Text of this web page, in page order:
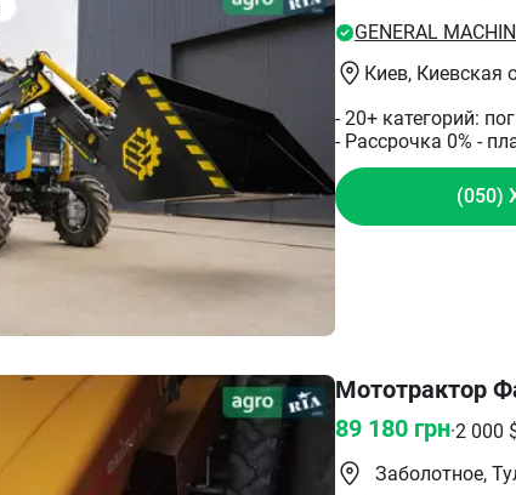
Мототрактор
89 180 грн·2 000
Заболотное,
GENERAL
Киев, Киевская
- 20+ категорий:
- Рассрочка 0% -
(050)